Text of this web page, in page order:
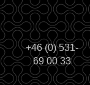
+46 (0) 531-
69 00 33